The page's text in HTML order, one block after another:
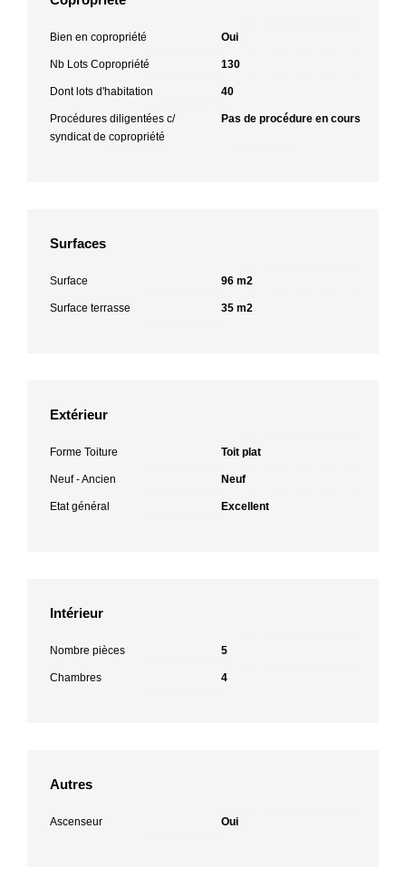
Bien en copropriété Oui
Nb Lots Copropriété 130
Dont lots d'habitation 40
Procédures diligentées c/
syndicat de copropriété
Pas de procédure en cours
Surfaces
Surface 96 m2
Surface terrasse 35 m2
Extérieur
Forme Toiture Toit plat
Neuf - Ancien Neuf
Etat général Excellent
Intérieur
Nombre pièces 5
Chambres 4
Autres
Ascenseur Oui